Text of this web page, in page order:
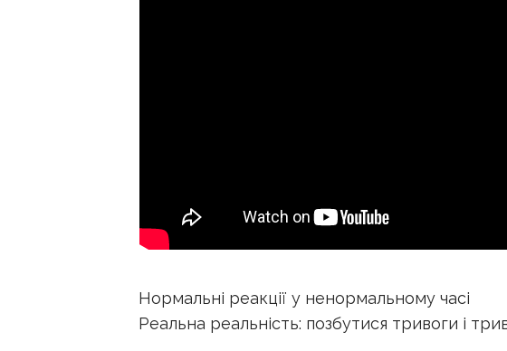
Нормальні реакції у ненормальному часі
Реальна реальність: позбутися тривоги і